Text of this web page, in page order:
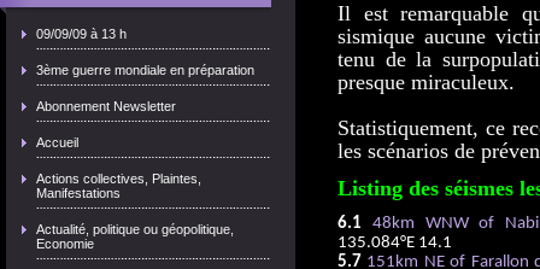
09/09/09 à 13 h
3ème guerre mondiale en préparation
Abonnement Newsletter
Accueil
Actions collectives, Plaintes,
Manifestations
Actualité, politique ou géopolitique,
Economie
Il est remarquable
sismique aucune
tenu de la
presque miraculeux.
Statistiquement, ce
les scénarios de
Listing des séismes
6.1 48km WNW of
135.084°E 14.1
5.7 151km NE of Farallon